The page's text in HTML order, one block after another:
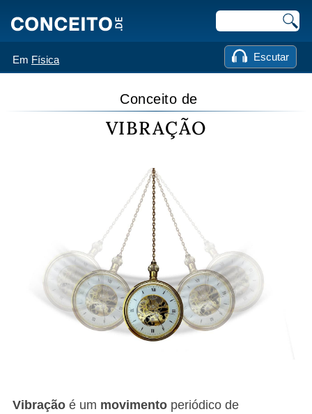
Em Física Escutar
Conceito de
VIBRAÇÃO
Vibração é um movimento periódico de